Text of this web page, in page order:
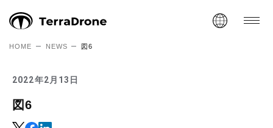
HOME NEWS 図6
2022年2月13日
図6